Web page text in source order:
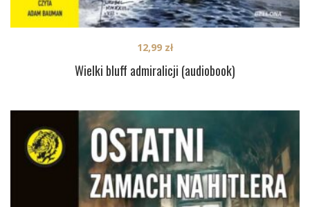
Wielki bluff admiralicji (audiobook)
12,99 zł